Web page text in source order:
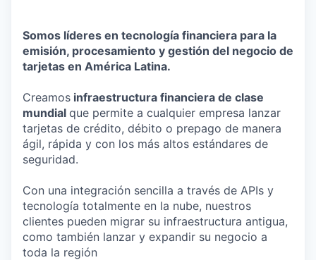
Somos líderes en tecnología financiera para la
emisión, procesamiento y gestión del negocio de
tarjetas en América Latina.
Creamos infraestructura financiera de clase
mundial que permite a cualquier empresa lanzar
tarjetas de crédito, débito o prepago de manera
ágil, rápida y con los más altos estándares de
seguridad.
Con una integración sencilla a través de APIs y
tecnología totalmente en la nube, nuestros
clientes pueden migrar su infraestructura antigua,
como también lanzar y expandir su negocio a
toda la región